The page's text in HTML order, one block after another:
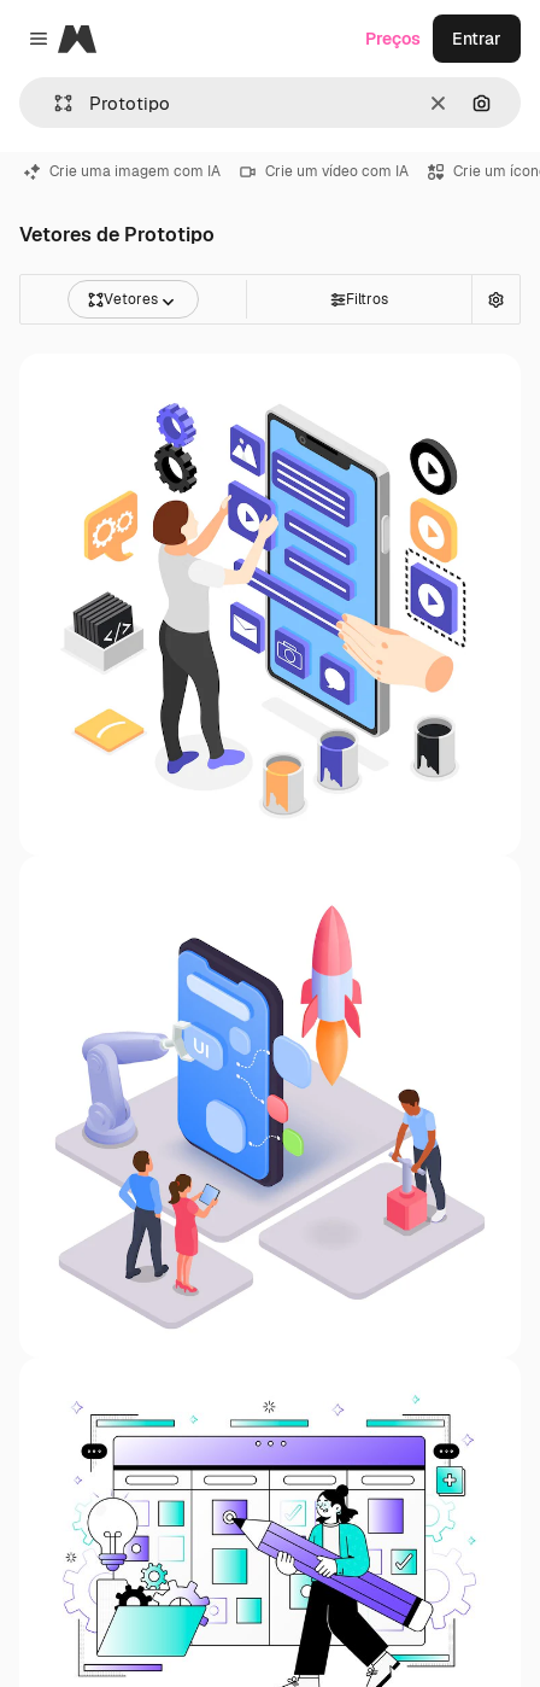
Close menu
Magnific
Limpar
Preços Entrar
Crie uma imagem com IA Crie um vídeo com IA Crie um
Vetores de Prototipo
Vetores Filtros